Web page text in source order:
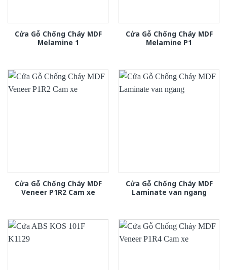
Cửa Gỗ Chống Cháy MDF
Melamine 1
Cửa Gỗ Chống Cháy MDF
Melamine P1
Cửa Gỗ Chống Cháy MDF
Veneer P1R2 Cam xe
Cửa Gỗ Chống Cháy MDF
Laminate van ngang